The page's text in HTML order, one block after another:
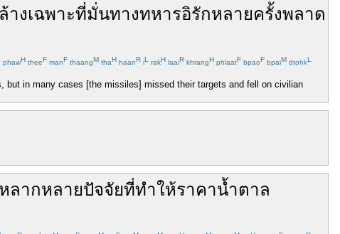
ล้างเฉพาะที่มั่นทางทหารอิรักหลายครั้งพลาด
phawH theeF manF thaangM thaH haanR iL rakH laaiR khrangH phlaatF bpaoF bpaiM dtohkL
but in many cases [the missiles] missed their targets and fell on civilian
หลากหลายปัจจัยที่ทำให้ราคาน้ำตาล